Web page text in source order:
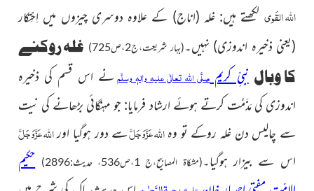
اللہ القَوی لکھتے ہیں: غلہ (اناج) کے علاوہ دوسریچیزوں میں اِحْتِکار
(یعنی ذخیرہ اندوزی) نہیں۔(بہار شریعت،ج2،ص725)
غلہ روکنے
کا وبال نبیِّ کریم صلَّی اللہ تعالٰی علیہ واٰلہٖ وسلَّمنے اس قسم کی ذخیرہ
اندوزی کی مَذَمَّت کرتے ہوئے ارشاد فرمایا: جو مہنگائی بڑھانے کی نیت
سے چالیس دن غلہ روکے تو وہاللہعَزَّوَجَلَّسے دور ہوگیا اوراللہعَزَّوَجَلَّ
اس سے بیزار ہوگیا۔(مشکاۃ المصابیح،ج 1،ص536، حدیث:2896)
حکیم